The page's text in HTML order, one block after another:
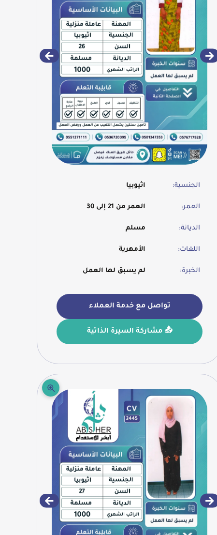
الجنسية: اثيوبيا
العمر: العمر من 21 إلى 30
الديانة: مسلم
اللغات: الأمهرية
الخبرة: لم يسبق لها العمل
تواصل مع خدمة العملاء
📤 مشاركة السيرة الذاتية